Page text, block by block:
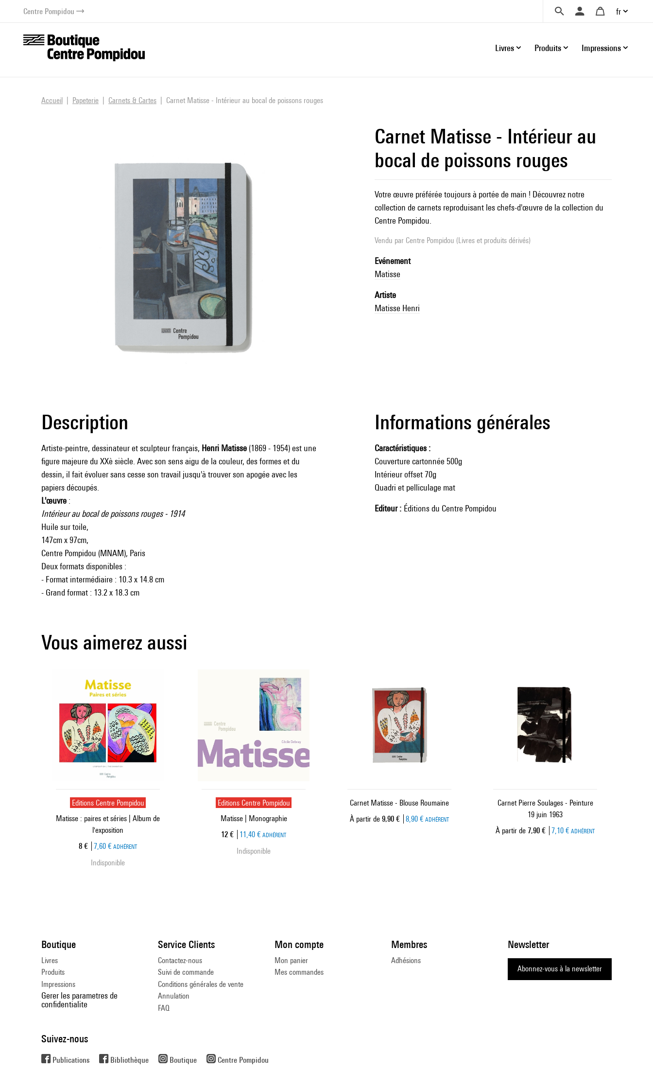
contenuCentre Pompidou fr
Livres Produits Impressions
Accueil Papeterie Carnets & Cartes Carnet Matisse - Intérieur au bocal de poissons rouges
Carnet Matisse - Intérieur au
bocal de poissons rouges
Votre œuvre préférée toujours à portée de main ! Découvrez notre
collection de carnets reproduisant les chefs-d'œuvre de la collection du
Centre Pompidou.
Vendu par Centre Pompidou (Livres et produits dérivés)
Evénement
Matisse
Artiste
Matisse Henri
Description
Artiste-peintre, dessinateur et sculpteur français, Henri Matisse(1869 - 1954) est une
figure majeure du XXè siècle. Avec son sens aigu de la couleur, des formes et du
dessin, il fait évoluer sans cesse son travail jusqu'à trouver son apogée avec les
papiers découpés.
L'œuvre :
Intérieur au bocal de poissons rouges - 1914
Huile sur toile,
147cm x 97cm,
Centre Pompidou (MNAM), Paris
Deux formats disponibles :
- Format intermédiaire : 10.3 x 14.8 cm
- Grand format : 13.2 x 18.3 cm
Informations générales
Caractéristiques
Couverture cartonnée 500g
Intérieur offset 70g
Quadri et pelliculage mat
Editeur Éditions du Centre Pompidou
Vous aimerez aussi
Editions Centre Pompidou
Matisse : paires et séries | Album de
l'exposition
Prix ​​actuel
8 € 7,60 € ADHÉRENT
Indisponible
Editions Centre Pompidou
Matisse | Monographie
Prix ​​actuel
12 € 11,40 € ADHÉRENT
Indisponible
Carnet Matisse - Blouse Roumaine
À partir de Prix ​​actuel
9,90 € 8,90 € ADHÉRENT
Carnet Pierre Soulages - Peinture
19 juin 1963
À partir de Prix ​​actuel
7,90 € 7,10 € ADHÉRENT
Boutique
Livres
Produits
Impressions
Gerer les parametres de
confidentialite
Newsletter
Abonnez-vous à la newsletter
Service Clients
Contactez-nous
Suivi de commande
Conditions générales de vente
Annulation
FAQ
Mon compte
Mon panier
Mes commandes
Membres
Adhésions
Suivez-nous
Publications Bibliothèque Boutique Centre Pompidou